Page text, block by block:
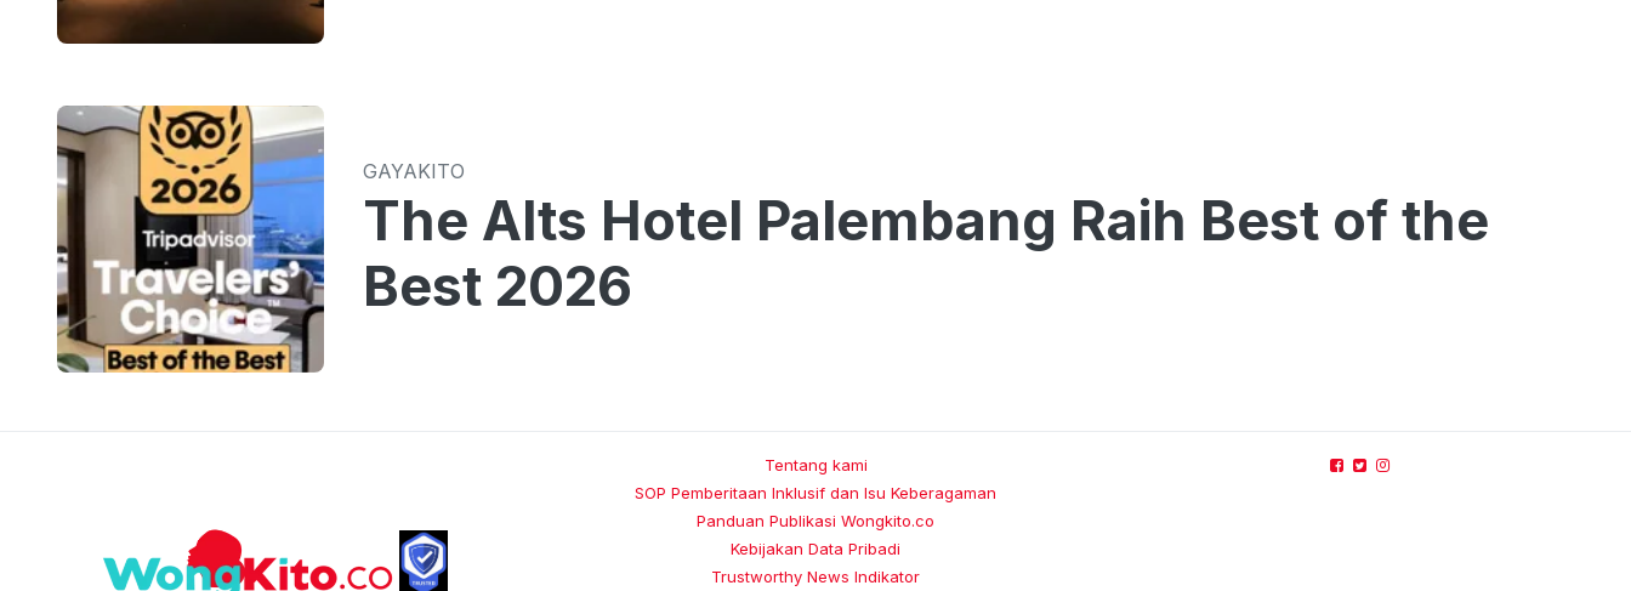
GAYAKITO
The Alts Hotel Palembang Raih Best of the
Best 2026
Tentang kami
SOP Pemberitaan Inklusif dan Isu Keberagaman
Panduan Publikasi Wongkito.co
Kebijakan Data Pribadi
Trustworthy News Indikator